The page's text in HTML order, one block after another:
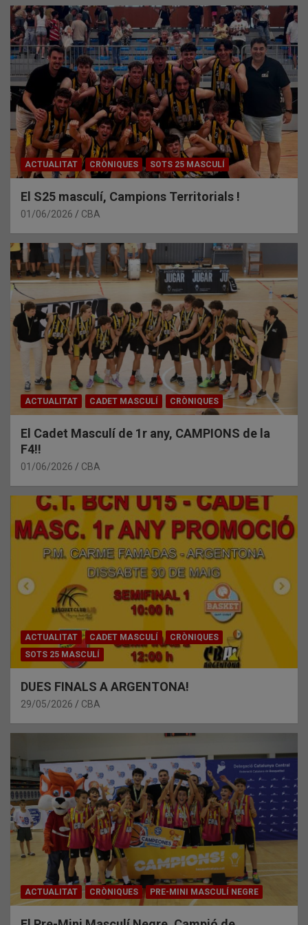
ACTUALITAT CRÒNIQUES SOTS 25 MASCULÍ
El S25 masculí, Campions Territorials !
01/06/2026 CBA
ACTUALITAT CADET MASCULÍ CRÒNIQUES
El Cadet Masculí de 1r any, CAMPIONS de la
F4!!
01/06/2026 CBA
ACTUALITAT CADET MASCULÍ
CRÒNIQUES
SOTS 25 MASCULÍ
DUES FINALS A ARGENTONA!
29/05/2026 CBA
ACTUALITAT CRÒNIQUES PRE-MINI MASCULÍ NEGRE